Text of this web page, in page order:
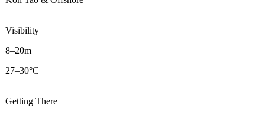
Visibility
8–20m
27–30°C
Getting There